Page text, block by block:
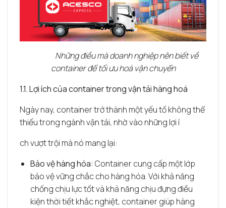
Những điều mà doanh nghiệp nên biết về
container để tối ưu hoá vận chuyển
1.1. Lợi ích của container trong vận tải hàng hoá
Ngày nay, container trở thành một yếu tố không thể
thiếu trong ngành vận tải, nhờ vào những lợi í
ch vượt trội mà nó mang lại:
Bảo vệ hàng hóa: Container cung cấp một lớp
bảo vệ vững chắc cho hàng hóa. Với khả năng
chống chịu lực tốt và khả năng chịu đựng điều
kiện thời tiết khắc nghiệt, container giúp hàng